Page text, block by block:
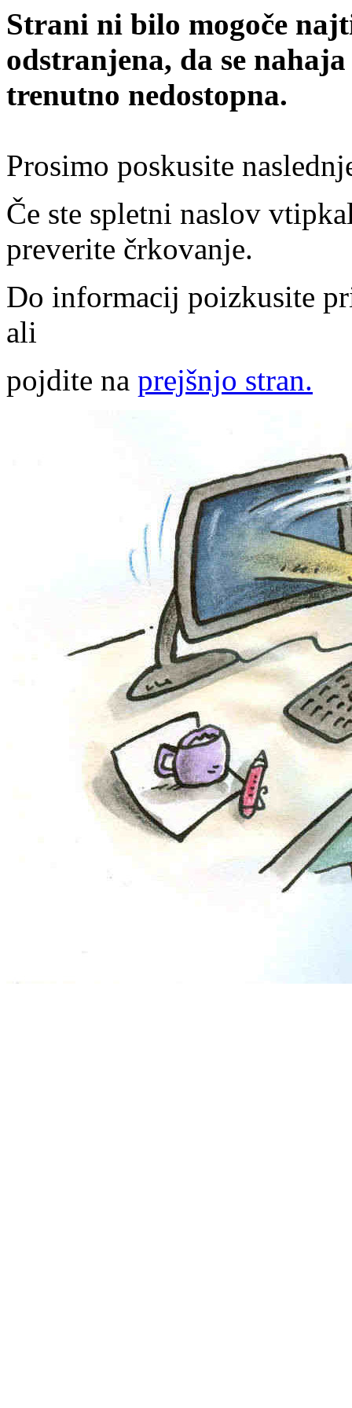
Strani ni bilo mogoče
odstranjena, da se
trenutno nedostopna.
Prosimo poskusite
Če ste spletni naslov
preverite črkovanje.
Do informacij poizkusite
ali
pojdite na prejšnjo stran.